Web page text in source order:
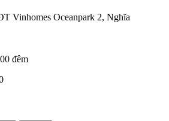
Vinhomes Oceanpark 2, Nghĩa
đêm